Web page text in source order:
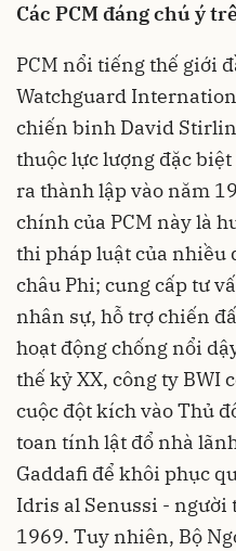
Các PCM đáng chú ý
PCM nổi tiếng thế giới
Watchguard
chiến binh David
thuộc lực lượng đặc
ra thành lập vào năm
chính của PCM này là
thi pháp luật của nhiều
châu Phi; cung cấp tư
nhân sự, hỗ trợ chiến
hoạt động chống nổi
thế kỷ XX, công ty BWI
cuộc đột kích vào Thủ
toan tính lật đổ nhà
Gaddafi để khôi phục
Idris al Senussi -
1969. Tuy nhiên, Bộ